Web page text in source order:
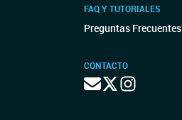
FAQ Y TUTORIALES
Preguntas Frecuentes
CONTACTO